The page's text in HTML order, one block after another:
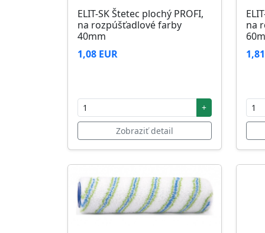
ELIT-SK Štetec plochý PROFI,
na rozpúšťadlové farby
40mm
1,08 EUR
+
Zobraziť detail
na